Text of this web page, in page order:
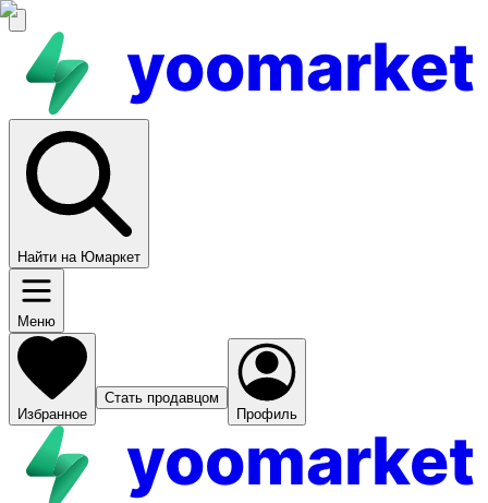
yoomarket
Найти на Юмаркет
Меню
Избранное
Стать продавцом
Профиль
yoomarket